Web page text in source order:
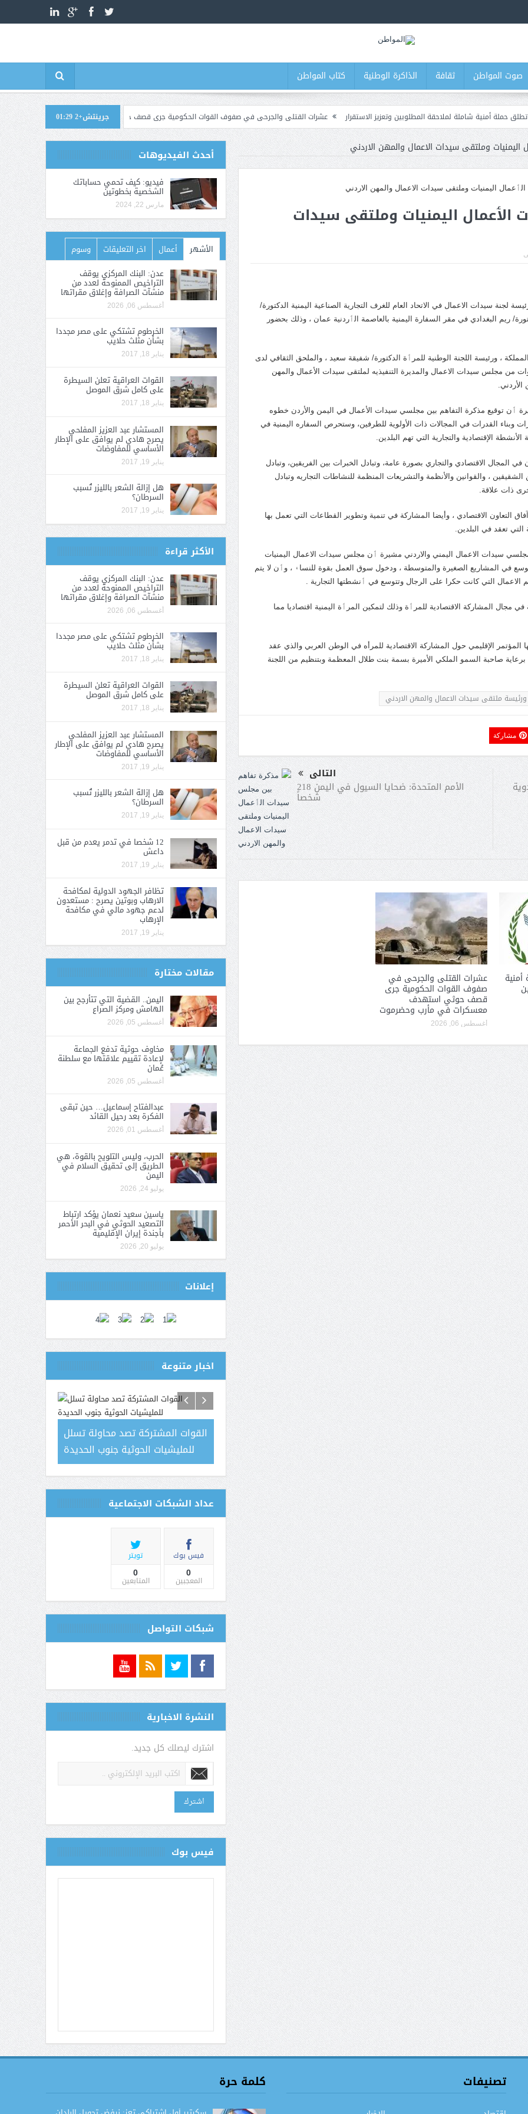
صوت المواطن ثقافة الذاكرة الوطنية كتاب المواطن
شاملة لملاحقة المطلوبين وتعزيز الاستقرار عشرات القتلى والجرحى في صفوف القوات الحكومية جرى قصف حوثي استهدف معسكرات في مأرب وحضرموت
جرينتش+2 01:29
وملتقى سيدات الاعمال والمهن الاردني
اليمنيات وملتقى سيدات
سيدات الاعمال في الاتحاد العام للغرف التجارية الصناعية اليمنية الدكتورة/
ريم البغدادي في مقر السفارة اليمنية بالعاصمة الٲردنية عمان ، وذلك بحضور
، ورئيسة اللجنة الوطنية للمرٲة الدكتورة/ شفيقة سعيد ، والملحق الثقافي لدى
من مجلس سيدات الاعمال والمديرة التنفيذيه لملتقى سيدات الأعمال والمهن
ٲن توقيع مذكرة التفاهم بين مجلسي سيدات الأعمال في اليمن والأردن خطوه
وبناء القدرات في المجالات ذات الأولوية للطرفين، وستحرص السفاره اليمنية في
الإقتصادية والتجارية التي تهم البلدين.
المجال الاقتصادي والتجاري بصورة عامة، وتبادل الخبرات بين الفريقين، وتبادل
الشقيقين ، والقوانين والأنظمة والتشريعات المنظمة للنشاطات التجاريه وتبادل
ذات علاقة.
التعاون الاقتصادي ، وأيضا المشاركة في تنمية وتطوير القطاعات التي تعمل بها
تعقد في البلدين.
سيدات الاعمال اليمني والاردني مشيرة ٲن مجلس سيدات الاعمال اليمنيات
في المشاريع الصغيرة والمتوسطة ، ودخول سوق العمل بقوة للنسا۽ ، وٲن لا يتم
الاعمال التي كانت حكرا على الرجال وتتوسع في ٲنشطتها التجارية .
المشاركة الاقتصادية للمرٲة وذلك لتمكين المرٲة اليمنية اقتصاديا مما
المؤتمر الإقليمي حول المشاركة الاقتصادية للمرأه في الوطن العربي والذي عقد
الهاشمية – عمان برعاية صاحبة السمو الملكي الأميرة بسمة بنت طلال المعظمة وبتنظيم من اللجنة
ملتقى سيدات الاعمال والمهن الاردني
مشاركة
التالى
الأمم المتحدة: ضحايا السيول في اليمن 218
شخصاً
عشرات القتلى والجرحى في
صفوف القوات الحكومية جرى
قصف حوثي استهدف
معسكرات في مأرب وحضرموت
أغسطس 06, 2026
أحدث الفيديوهات
فيديو: كيف تحمي حساباتك
الشخصية بخطوتين
مارس 22, 2024
الأشهر أعمال اخر التعليقات
وسوم
عدن: البنك المركزي يوقف
التراخيص الممنوحة لعدد من
منشآت الصرافة وإغلاق مقراتها
أغسطس 06, 2026
الخرطوم تشتكي على مصر مجددا
بشأن مثلث حلايب
يناير 18, 2017
القوات العراقية تعلن السيطرة
على كامل شرق الموصل
يناير 18, 2017
المستشار عبد العزيز المفلحي
يصرح هادي لم يوافق على الإطار
الأساسي للمفاوضات
يناير 19, 2017
هل إزالة الشعر بالليزر تُسبب
السرطان؟
يناير 19, 2017
الأكثر قراءة
عدن: البنك المركزي يوقف
التراخيص الممنوحة لعدد من
منشآت الصرافة وإغلاق مقراتها
أغسطس 06, 2026
الخرطوم تشتكي على مصر مجددا
بشأن مثلث حلايب
يناير 18, 2017
القوات العراقية تعلن السيطرة
على كامل شرق الموصل
يناير 18, 2017
المستشار عبد العزيز المفلحي
يصرح هادي لم يوافق على الإطار
الأساسي للمفاوضات
يناير 19, 2017
هل إزالة الشعر بالليزر تُسبب
السرطان؟
يناير 19, 2017
12 شخصا في تدمر يعدم من قبل
داعش
يناير 19, 2017
تظافر الجهود الدولية لمكافحة
الارهاب وبوتين يصرح : مستعدون
لدعم جهود مالي في مكافحة
الإرهاب
يناير 19, 2017
مقالات مختارة
اليمن.. القضية التي تتأرجح بين
الهامش ومركز الصراع
أغسطس 05, 2026
مخاوف حوثية تدفع الجماعة
لإعادة تقييم علاقتها مع سلطنة
عُمان
أغسطس 05, 2026
عبدالفتاح إسماعيل… حين تبقى
الفكرة بعد رحيل القائد
أغسطس 01, 2026
الحرب، وليس التلويح بالقوة، هي
الطريق إلى تحقيق السلام في
اليمن
يوليو 24, 2026
ياسين سعيد نعمان يؤكد ارتباط
التصعيد الحوثي في البحر الأحمر
بأجندة إيران الإقليمية
يوليو 20, 2026
إعلانات
اخبار متنوعة
القوات
قتلى وجرحى في قصف استهدف
سوقا شعبيا بصعدة
الهيئة القيادية للحزب الأشتراكي
في الجنوب… ان التاريخ العظيم
لثورة عظيمة قادها ثوار ومناضليين
لا يقلون عظمة عن ثورتهم يحق لنا
ان نعتز بها
ترامب يستسلم ويتخلى عن هاتفه
المفضل
عداد الشبكات الاجتماعية
فيس بوك
0
المعجبين
تويتر
0
المتابعين
شبكات التواصل
النشرة الاخبارية
اشترك ليصلك كل جديد.
اشترك
فيس بوك
تصنيفات كلمة حرة